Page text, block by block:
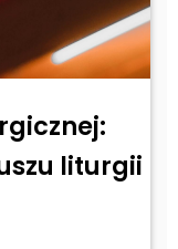
liturgii